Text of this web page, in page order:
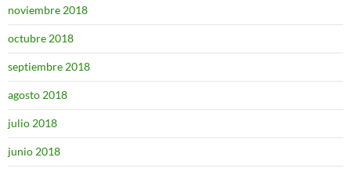
noviembre 2018
octubre 2018
septiembre 2018
agosto 2018
julio 2018
junio 2018